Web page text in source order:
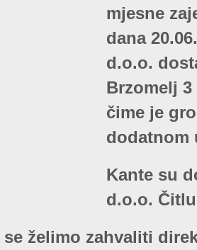
mjesne
dana
d.o.o.
Brzomelj 3
čime je
dodatnom
Kante su
d.o.o.
želimo zahvaliti